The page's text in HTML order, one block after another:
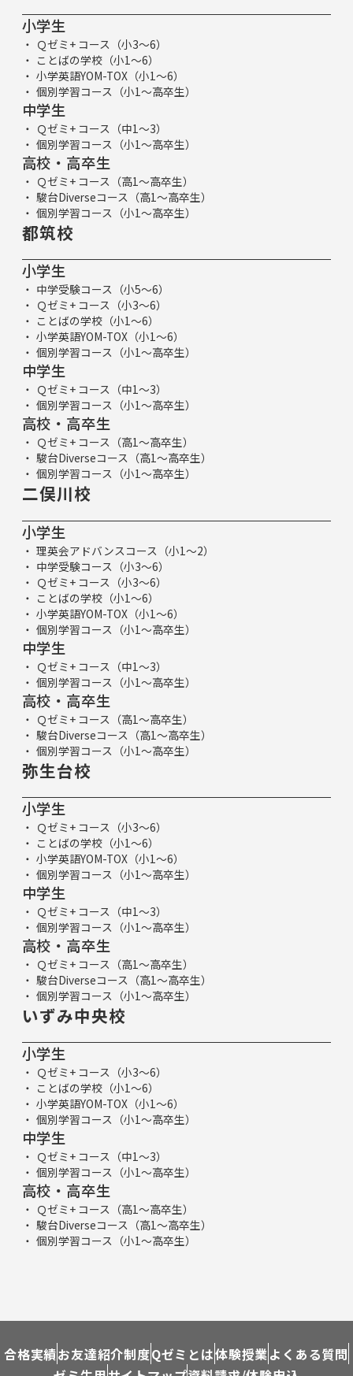
小学生
Ｑゼミ+ コース（小3～6）
ことばの学校（小1～6）
小学英語YOM-TOX（小1～6）
個別学習コース（小1～高卒生）
中学生
Ｑゼミ+ コース（中1～3）
個別学習コース（小1～高卒生）
高校・高卒生
Ｑゼミ+ コース（高1～高卒生）
駿台Diverseコース（高1～高卒生）
個別学習コース（小1～高卒生）
都筑校
小学生
中学受験コース（小5～6）
Ｑゼミ+ コース（小3～6）
ことばの学校（小1～6）
小学英語YOM-TOX（小1～6）
個別学習コース（小1～高卒生）
中学生
Ｑゼミ+ コース（中1～3）
個別学習コース（小1～高卒生）
高校・高卒生
Ｑゼミ+ コース（高1～高卒生）
駿台Diverseコース（高1～高卒生）
個別学習コース（小1～高卒生）
二俣川校
小学生
理英会アドバンスコース（小1～2）
中学受験コース（小3～6）
Ｑゼミ+ コース（小3～6）
ことばの学校（小1～6）
小学英語YOM-TOX（小1～6）
個別学習コース（小1～高卒生）
中学生
Ｑゼミ+ コース（中1～3）
個別学習コース（小1～高卒生）
高校・高卒生
Ｑゼミ+ コース（高1～高卒生）
駿台Diverseコース（高1～高卒生）
個別学習コース（小1～高卒生）
弥生台校
小学生
Ｑゼミ+ コース（小3～6）
ことばの学校（小1～6）
小学英語YOM-TOX（小1～6）
個別学習コース（小1～高卒生）
中学生
Ｑゼミ+ コース（中1～3）
個別学習コース（小1～高卒生）
高校・高卒生
Ｑゼミ+ コース（高1～高卒生）
駿台Diverseコース（高1～高卒生）
個別学習コース（小1～高卒生）
いずみ中央校
小学生
Ｑゼミ+ コース（小3～6）
ことばの学校（小1～6）
小学英語YOM-TOX（小1～6）
個別学習コース（小1～高卒生）
中学生
Ｑゼミ+ コース（中1～3）
個別学習コース（小1～高卒生）
高校・高卒生
Ｑゼミ+ コース（高1～高卒生）
駿台Diverseコース（高1～高卒生）
個別学習コース（小1～高卒生）
合格実績お友達紹介制度Qゼミとは体験授業よくある質問